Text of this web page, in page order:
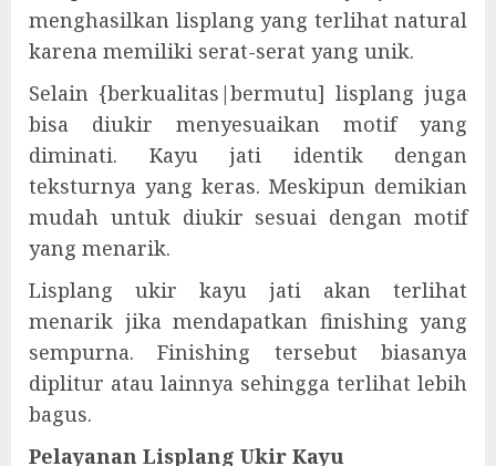
menghasilkan lisplang yang terlihat natural
karena memiliki serat-serat yang unik.
Selain {berkualitas|bermutu] lisplang juga
bisa diukir menyesuaikan motif yang
diminati. Kayu jati identik dengan
teksturnya yang keras. Meskipun demikian
mudah untuk diukir sesuai dengan motif
yang menarik.
Lisplang ukir kayu jati akan terlihat
menarik jika mendapatkan finishing yang
sempurna. Finishing tersebut biasanya
diplitur atau lainnya sehingga terlihat lebih
bagus.
Pelayanan Lisplang Ukir Kayu